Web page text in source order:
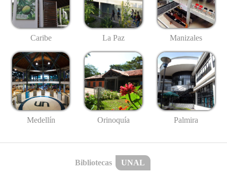
Caribe La Paz Manizales
Medellín Orinoquía Palmira
Bibliotecas UNAL